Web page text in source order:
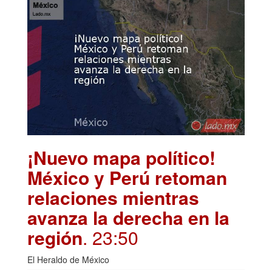
¡Nuevo mapa político!
México y Perú retoman
relaciones mientras
avanza la derecha en la
región. 23:50
El Heraldo de México